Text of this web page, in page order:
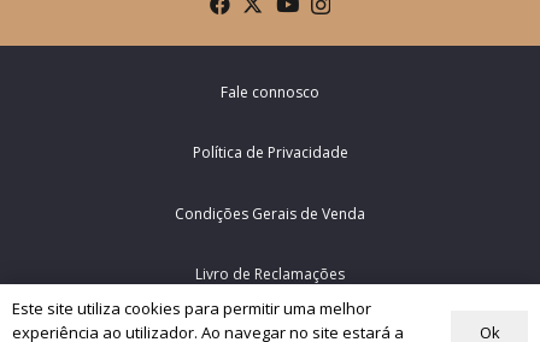
© Rede Mundial da Oração do Papa – Portugal 2026
Fale connosco
Política de Privacidade
Condições Gerais de Venda
Livro de Reclamações
Este site utiliza cookies para permitir uma melhor
experiência ao utilizador. Ao navegar no site estará a
Ok